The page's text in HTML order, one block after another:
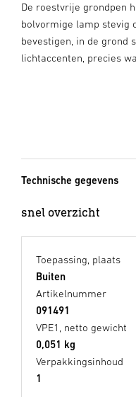
De roestvrije grondpen
bolvormige lamp stevig
bevestigen, in de grond
lichtaccenten, precies
Technische gegevens
snel overzicht
Toepassing, plaats
Buiten
Artikelnummer
091491
VPE1, netto gewicht
0,051 kg
Verpakkingsinhoud
1